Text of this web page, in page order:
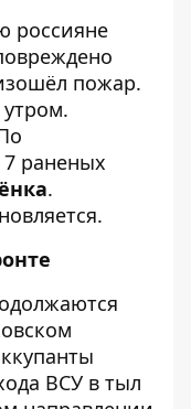
россияне
пожар.
раненых
.
ВСУ в тыл